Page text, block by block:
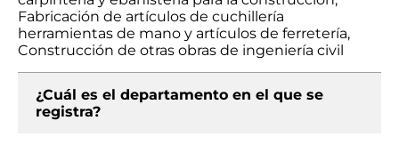
Fabricación de artículos de cuchillería
herramientas de mano y artículos de ferretería,
Construcción de otras obras de ingeniería civil
¿Cuál es el departamento en el que se
registra?